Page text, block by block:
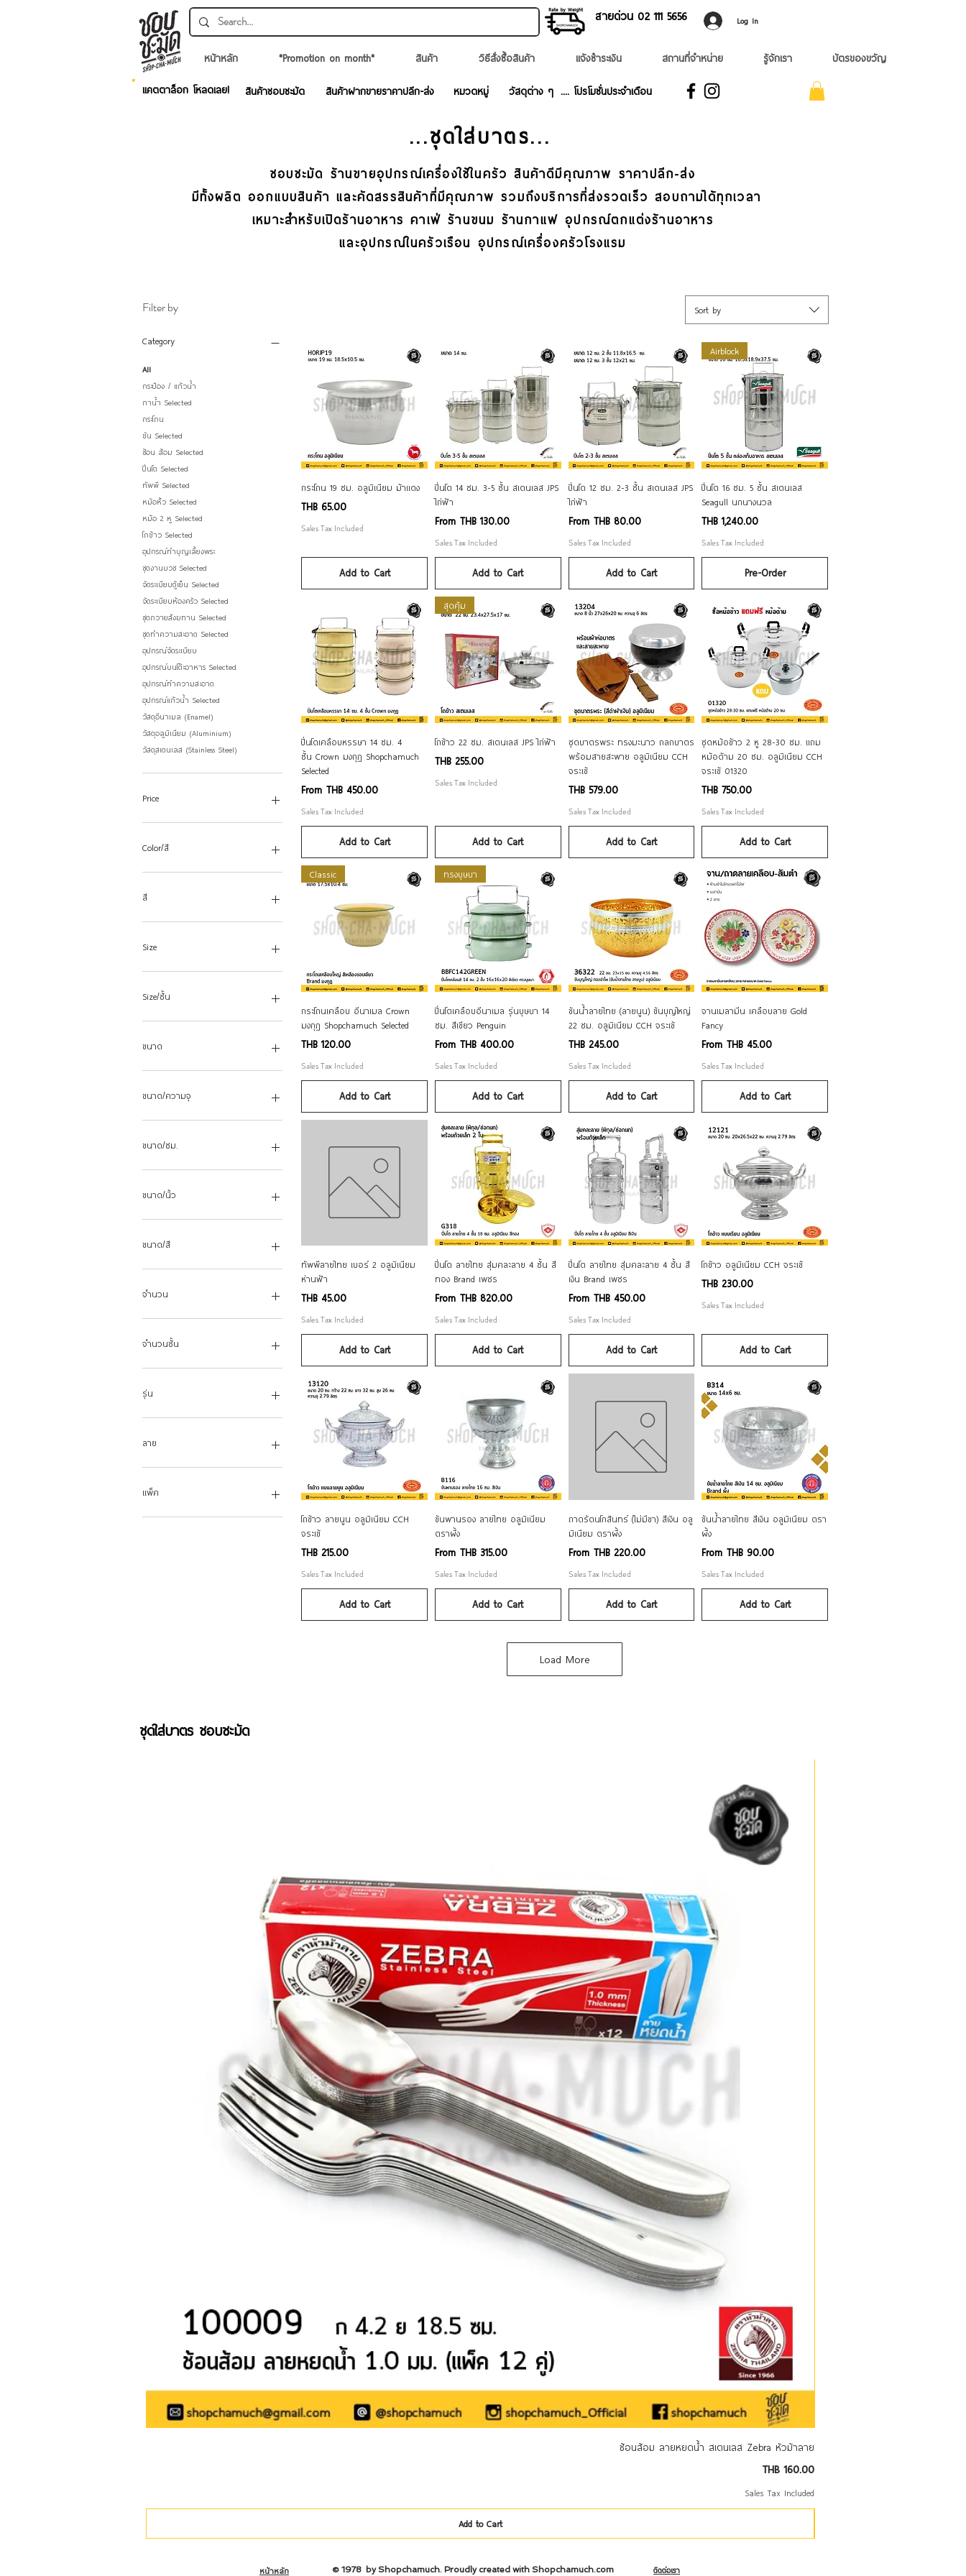
สายด่วน 02 ​111 5656 Log In
หน้าหลัก *Promotion on month* สินค้า วิธีสั่งซื้อสินค้า แจ้งชำระเงิน สถานที่จำหน่าย รู้จักเรา บัตรของขวัญ
สินค้าชอบชะมัด สินค้าฝากขายราคาปลีก-ส่ง หมวดหมู่ วัสดุต่าง ๆ .... โปรโมชั่นประจำเดือน
แคตตาล็อก โหลดเลย!
...ชุดใส่บาตร...
ชอบชะมัด ร้านขายอุปกรณ์เครื่องใช้ในครัว สินค้าดีมีคุณภาพ ราคาปลีก-ส่ง
มีทั้งผลิต ออกแบบสินค้า และคัดสรรสินค้าที่มีคุณภาพ รวมถึงบริการที่ส่งรวดเร็ว สอบถามได้ทุกเวลา
เหมาะสำหรับเปิดร้านอาหาร คาเฟ่ ร้านขนม ร้านกาแฟ อุปกรณ์ตกแต่งร้านอาหาร
และอุปกรณ์ในครัวเรือน อุปกรณ์เครื่องครัวโรงแรม
Filter by
Category
All
กระป๋อง / แก้วน้ำ
กาน้ำ Selected
กระโถน
ขัน Selected
ช้อน ส้อม Selected
ปิ่นโต Selected
ทัพพี Selected
หม้อหิ้ว Selected
หม้อ 2 หู Selected
โถข้าว Selected
อุปกรณ์ทำบุญเลี้ยงพระ
ชุดงานบวช Selected
จัดระเบียบตู้เย็น Selected
จัดระเบียบห้องครัว Selected
ชุดถวายสังฆทาน Selected
ชุดทำความสะอาด Selected
อุปกรณ์จัดระเบียบ
อุปกรณ์บนโต๊ะอาหาร Selected
อุปกรณ์ทำความสะอาด
อุปกรณ์แก้วน้ำ Selected
วัสดุอีนาเมล (Enamel)
วัสดุอลูมิเนียม (Aluminium)
วัสดุสเตนเลส (Stainless Steel)
Price
THB 25
Color/สี
สี
Size
14 ซม.
16 ซม.
Size/ชั้น
12cm.2ชั้น
12cm.3ชั้น
14cm.3ชั้น
14cm.4ชั้น
15cm.5ชั้น
ขนาด
10นิ้ว
12 ซม. 0.5 ลิตร
14 ซม. 0.7 ลิตร
16 ซม. 1.2 ลิตร
20ซม.
22ซม.
9นิ้ว
L
ขนาด/ความจุ
12 ซม. 0.5 ลิตร
14 ซม. 0.8 ลิตร
18 ซม. 1.5 ลิตร
18 ซม. 1.6 ลิตร
ขนาด/ซม.
5.5
6
8
10
14
16
20
22
26
32
38
45
ขนาด/นิ้ว
10"
12"
16"
18"
ขนาด/สี
25 ดอกแดงเขียว
25 ดอกแดงเหลือง
30 ดอกแดงเหลือง
35 ดอกแดงเขียว
จำนวน
ชิ้น
แพ็ค
จำนวนชั้น
2ชั้น
5ชั้น
รุ่น
ทรงกลม
ลาย
ลายผลไม้
แพ็ค
12
Sort by
Quick View
กระโถน 19 ซม. อลูมิเนียม ม้าแดง
Price
THB 65.00
Sales Tax Included
Add to Cart
Quick View
ปิ่นโต 14 ซม. 3-5 ชั้น สเตนเลส JPS
ไก่ฟ้า
From THB 130.00
Sale Price
Sales Tax Included
Add to Cart
Quick View
ปิ่นโต 12 ซม. 2-3 ชั้น สเตนเลส JPS
ไก่ฟ้า
From THB 80.00
Sale Price
Sales Tax Included
Add to Cart
Quick View
Airblock
ปิ่นโต 16 ซม. 5 ชั้น สเตนเลส
Seagull นกนางนวล
Price
THB 1,240.00
Sales Tax Included
Pre-Order
Quick View
ปิ่นโตเคลือบหรรษา 14 ซม. 4
ชั้น Crown มงกุฎ Shopchamuch
Selected
FromTHB 450.00
Sale Price
Sales Tax Included
Add to Cart
Quick View
สุดคุ้ม
โถข้าว 22 ซม. สเตนเลส JPS ไก่ฟ้า
Price
THB 255.00
Sales Tax Included
Add to Cart
Quick View
ชุดบาตรพระ ทรงมะนาว ถลกบาตร
พร้อมสายสะพาย อลูมิเนียม CCH
จระเข้
Price
THB 579.00
Sales Tax Included
Add to Cart
Quick View
ชุดหม้อข้าว 2 หู 28-30 ซม. แถม
หม้อด้าม 20 ซม. อลูมิเนียม CCH
จระเข้ 01320
Price
THB 750.00
Sales Tax Included
Add to Cart
Quick View
Classic
กระโถนเคลือบ อีนาเมล Crown
มงกุฎ Shopchamuch Selected
Price
THB 120.00
Sales Tax Included
Add to Cart
Quick View
ทรงบุษบา
ปิ่นโตเคลือบอีนาเมล รุ่นบุษบา 14​
ซม. สีเขียว Penguin
From THB 400.00
Sale Price
Sales Tax Included
Add to Cart
Quick View
ขันน้ำลายไทย (ลายนูน) ขันบุญใหญ่
22 ซม. อลูมิเนียม CCH จระเข้
Price
THB 245.00
Sales Tax Included
Add to Cart
Quick View
จานเมลามีน เคลือบลาย Gold
Fancy
FromTHB 45.00
Sale Price
Sales Tax Included
Add to Cart
Quick View
ทัพพีลายไทย เบอร์ 2 อลูมิเนียม
ห่านฟ้า
Price
THB 45.00
Sales Tax Included
Add to Cart
Quick View
ปิ่นโต ลายไทย สุ่มคละลาย 4 ชั้น สี
ทอง Brand เพชร
From THB 820.00
Sale Price
Sales Tax Included
Add to Cart
Quick View
ปิ่นโต ลายไทย สุ่มคละลาย 4 ชั้น สี
เงิน Brand เพชร
From THB 450.00
Sale Price
Sales Tax Included
Add to Cart
Quick View
โถข้าว อลูมิเนียม CCH จระเข้
Price
THB 230.00
Sales Tax Included
Add to Cart
Quick View
โถข้าว ลายนูน อลูมิเนียม CCH
จระเข้
Price
THB 215.00
Sales Tax Included
Add to Cart
Quick View
ขันพานรอง ลายไทย อลูมิเนียม
ตราผึ้ง
From THB 315.00
Sale Price
Sales Tax Included
Add to Cart
Quick View
ถาดรัตนโกสินทร์ (ไม่มีขา) สีเงิน อลู
มิเนียม ตราผึ้ง
From THB 220.00
Sale Price
Sales Tax Included
Add to Cart
Quick View
ขันน้ำลายไทย สีเงิน อลูมิเนียม ตรา
ผึ้ง
FromTHB 90.00
Sale Price
Sales Tax Included
Add to Cart
Load More
ชุดใส่บาตร ชอบชะมัด
ช้อนส้อม ลายหยดน้ำ สเตนเลส Zebra หัวม้าลาย
Price
THB 160.00
Sales Tax Included
Add to Cart
หน้าหลัก ติดต่อเรา
© 1978 by Shopchamuch. Proudly created with Shopchamuch.com